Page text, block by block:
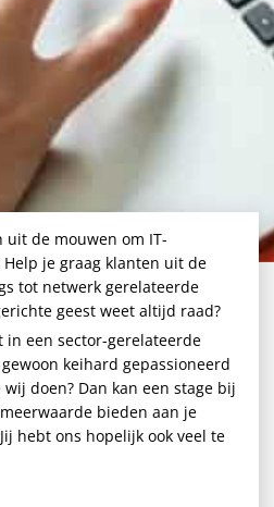
uit de mouwen om IT-
je graag klanten uit de
tot netwerk gerelateerde
geest weet altijd raad?
een sector-gerelateerde
keihard gepassioneerd
doen? Dan kan een stage bij
bieden aan je
hebt ons hopelijk ook veel te